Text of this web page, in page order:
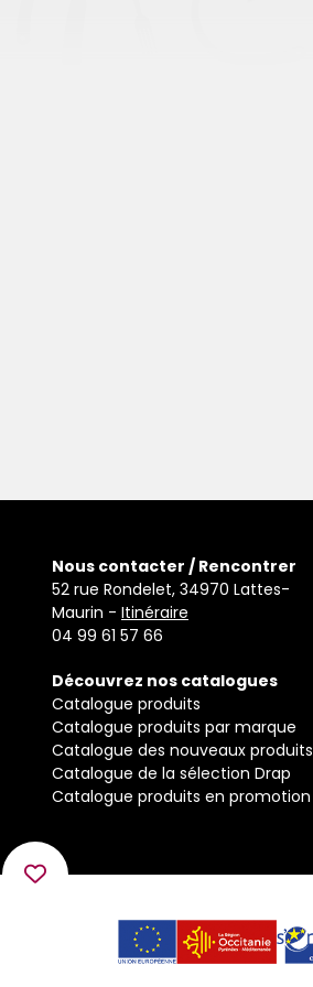
Nous contacter / Rencontrer
52 rue Rondelet, 34970 Lattes-
Maurin - Itinéraire
04 99 61 57 66
Découvrez nos catalogues
Catalogue produits
Catalogue produits par marque
Catalogue des nouveaux produits
Catalogue de la sélection Drap
Catalogue produits en promotion